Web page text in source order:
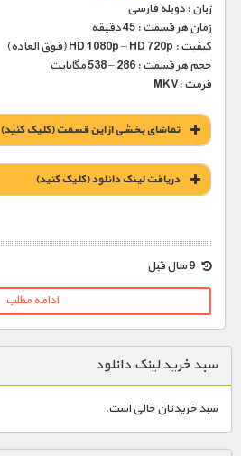
زبان : دوبله فارسی
زمان هر قسمت : 45 دقیقه
کیفیت : HD 1080p – HD 720p (فوق العاده)
حجم هر قسمت : 286 – 538 مگابایت
فرمت :MKV
تماشای بخشی از این قسمت (کلیک کنید)
دریافت لينک دانلود (کليک کنيد)
1900 تومان – لينک دانلود قسمت 1 (افزودن به سبد خريد)
1900 تومان – لينک دانلود قسمت 3 (افزودن به سبد خريد)
1900 تومان – لينک دانلود قسمت 4 (افزودن به سبد خريد)
ادامه مطلب
سبد خرید لینک دانلود
سبد خریدتان خالی است.